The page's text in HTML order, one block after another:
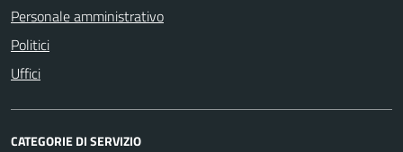
Personale amministrativo
Politici
Uffici
CATEGORIE DI SERVIZIO